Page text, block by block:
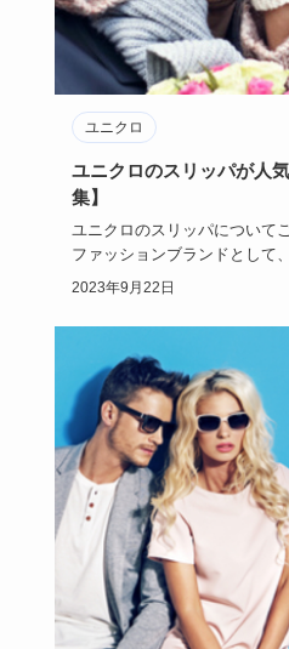
ユニクロ
ユニクロのスリッパが人
集】
ユニクロのスリッパについて
ファッションブランドとして
ロですが、にわ…
2023年9月22日